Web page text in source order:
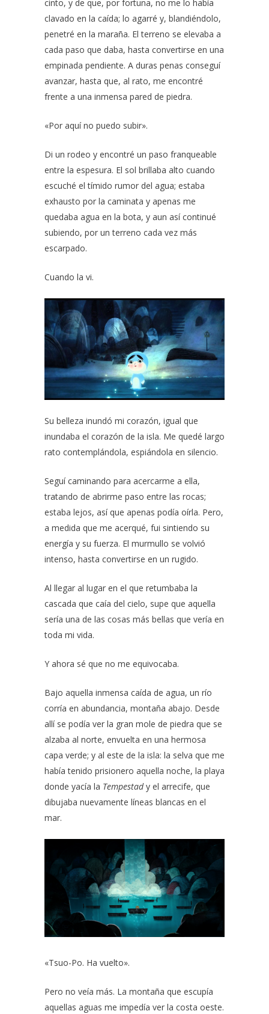
cinto, y de que, por fortuna, no me lo había
clavado en la caída; lo agarré y, blandiéndolo,
penetré en la maraña. El terreno se elevaba a
cada paso que daba, hasta convertirse en una
empinada pendiente. A duras penas conseguí
avanzar, hasta que, al rato, me encontré
frente a una inmensa pared de piedra.
«Por aquí no puedo subir».
Di un rodeo y encontré un paso franqueable
entre la espesura. El sol brillaba alto cuando
escuché el tímido rumor del agua; estaba
exhausto por la caminata y apenas me
quedaba agua en la bota, y aun así continué
subiendo, por un terreno cada vez más
escarpado.
Cuando la vi.
Su belleza inundó mi corazón, igual que
inundaba el corazón de la isla. Me quedé largo
rato contemplándola, espiándola en silencio.
Seguí caminando para acercarme a ella,
tratando de abrirme paso entre las rocas;
estaba lejos, así que apenas podía oírla. Pero,
a medida que me acerqué, fui sintiendo su
energía y su fuerza. El murmullo se volvió
intenso, hasta convertirse en un rugido.
Al llegar al lugar en el que retumbaba la
cascada que caía del cielo, supe que aquella
sería una de las cosas más bellas que vería en
toda mi vida.
Y ahora sé que no me equivocaba.
Bajo aquella inmensa caída de agua, un río
corría en abundancia, montaña abajo. Desde
allí se podía ver la gran mole de piedra que se
alzaba al norte, envuelta en una hermosa
capa verde; y al este de la isla: la selva que me
había tenido prisionero aquella noche, la playa
donde yacía la Tempestady el arrecife, que
dibujaba nuevamente líneas blancas en el
mar.
«Tsuo-Po. Ha vuelto».
Pero no veía más. La montaña que escupía
aquellas aguas me impedía ver la costa oeste.